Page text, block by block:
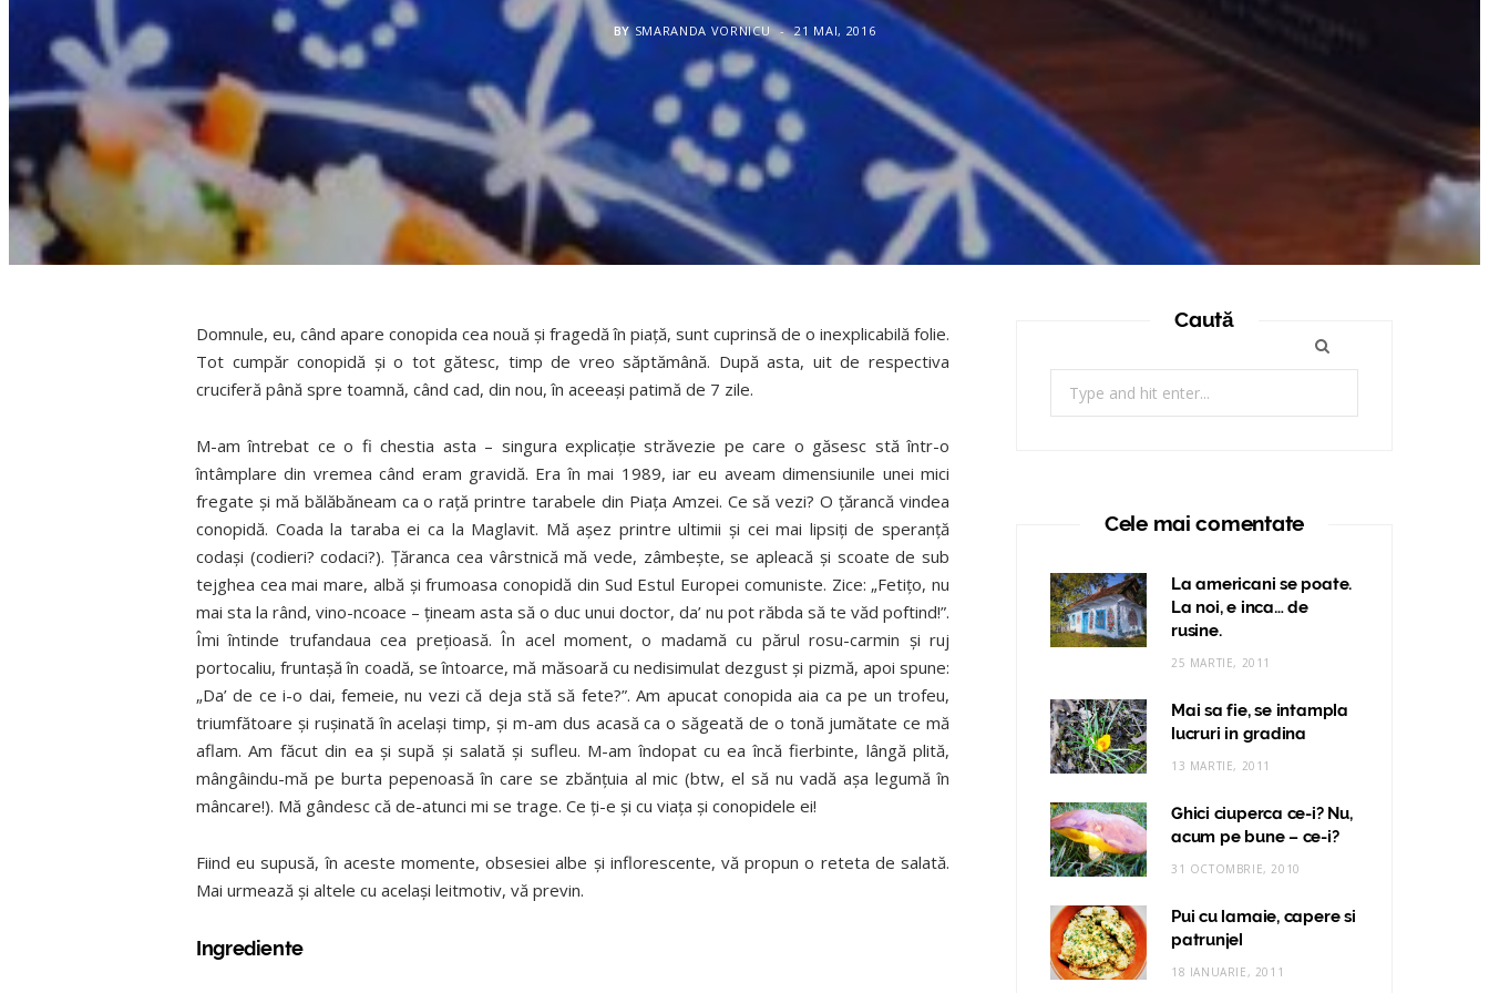
BY SMARANDA VORNICU 21 MAI, 2016
Domnule, eu, când apare conopida cea nouă şi fragedă în piaţă, sunt cuprinsă de o inexplicabilă folie.
Tot cumpăr conopidă şi o tot gătesc, timp de vreo săptămână. După asta, uit de respectiva
cruciferă până spre toamnă, când cad, din nou, în aceeaşi patimă de 7 zile.
M-am întrebat ce o fi chestia asta – singura explicaţie străvezie pe care o găsesc stă într-o
întâmplare din vremea când eram gravidă. Era în mai 1989, iar eu aveam dimensiunile unei mici
fregate şi mă bălăbăneam ca o raţă printre tarabele din Piaţa Amzei. Ce să vezi? O ţărancă vindea
conopidă. Coada la taraba ei ca la Maglavit. Mă aşez printre ultimii şi cei mai lipsiţi de speranţă
codaşi (codieri? codaci?). Ţăranca cea vârstnică mă vede, zâmbeşte, se apleacă şi scoate de sub
tejghea cea mai mare, albă şi frumoasa conopidă din Sud Estul Europei comuniste. Zice: „Fetiţo, nu
mai sta la rând, vino-ncoace – ţineam asta să o duc unui doctor, da’ nu pot răbda să te văd poftind!”.
Îmi întinde trufandaua cea preţioasă. În acel moment, o madamă cu părul rosu-carmin şi ruj
portocaliu, fruntaşă în coadă, se întoarce, mă măsoară cu nedisimulat dezgust şi pizmă, apoi spune:
„Da’ de ce i-o dai, femeie, nu vezi că deja stă să fete?”. Am apucat conopida aia ca pe un trofeu,
triumfătoare şi ruşinată în acelaşi timp, şi m-am dus acasă ca o săgeată de o tonă jumătate ce mă
aflam. Am făcut din ea şi supă şi salată şi sufleu. M-am îndopat cu ea încă fierbinte, lângă plită,
mângâindu-mă pe burta pepenoasă în care se zbănţuia al mic (btw, el să nu vadă aşa legumă în
mâncare!). Mă gândesc că de-atunci mi se trage. Ce ţi-e şi cu viaţa şi conopidele ei!
Fiind eu supusă, în aceste momente, obsesiei albe şi inflorescente, vă propun o reteta de salată.
Mai urmează şi altele cu acelaşi leitmotiv, vă previn.
Ingrediente
Caută
for:
Cele mai comentate
La americani se poate.
La noi, e inca… de
rusine.
25 MARTIE, 2011
Mai sa fie, se intampla
lucruri in gradina
13 MARTIE, 2011
Ghici ciuperca ce-i? Nu,
acum pe bune – ce-i?
31 OCTOMBRIE, 2010
Pui cu lamaie, capere si
patrunjel
18 IANUARIE, 2011